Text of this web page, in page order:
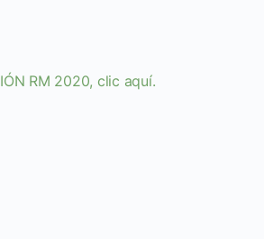
RM 2020, clic aquí.